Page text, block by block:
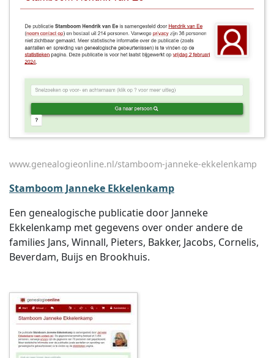
www.genealogieonline.nl/stamboom-janneke-ekkelenkamp
Stamboom Janneke Ekkelenkamp
Een genealogische publicatie door Janneke
Ekkelenkamp met gegevens over onder andere de
families Jans, Winnall, Pieters, Bakker, Jacobs, Cornelis,
Beverdam, Buijs en Brookhuis.